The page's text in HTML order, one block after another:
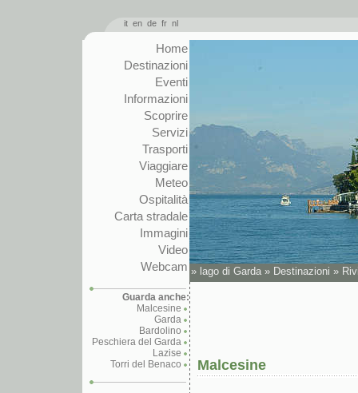
it en de fr nl
Home
Destinazioni
Eventi
Informazioni
Scoprire
Servizi
Trasporti
Viaggiare
Meteo
Ospitalità
Carta stradale
Immagini
Video
Webcam
Guarda anche:
Malcesine
Garda
Bardolino
Peschiera del Garda
Lazise
Torri del Benaco
» lago di Garda » Destinazioni »
Malcesine